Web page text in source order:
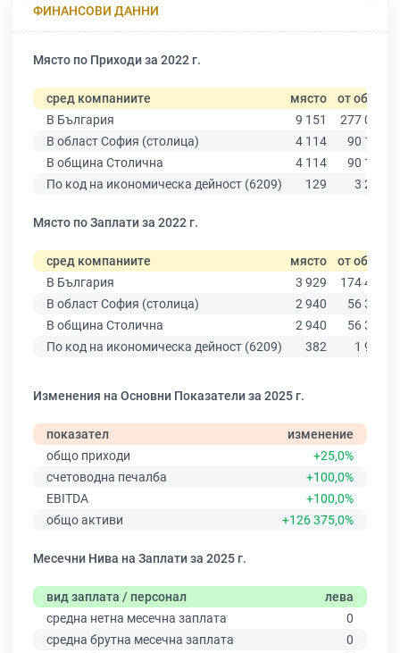
ФИНАНСОВИ ДАННИ
Място по Приходи за 2022 г.
сред компаниите място от общо
В България
9 151
277 019
В област София (столица)
4 114
90 178
В община Столична
4 114
90 178
По код на икономическа дейност (6209)
129 3 288
Място по Заплати за 2022 г.
сред компаниите място от общо
В България
3 929
174 403
В област София (столица)
2 940
56 378
В община Столична
2 940
56 378
По код на икономическа дейност (6209)
382 1 961
Изменения на Основни Показатели за 2025 г.
показател
изменение
общо приходи
+25,0%
счетоводна печалба
+100,0%
EBITDA
+100,0%
общо активи
+126 375,0%
Месечни Нива на Заплати за 2025 г.
вид заплата / персонал
лева
средна нетна месечна заплата
0
средна брутна месечна заплата
0